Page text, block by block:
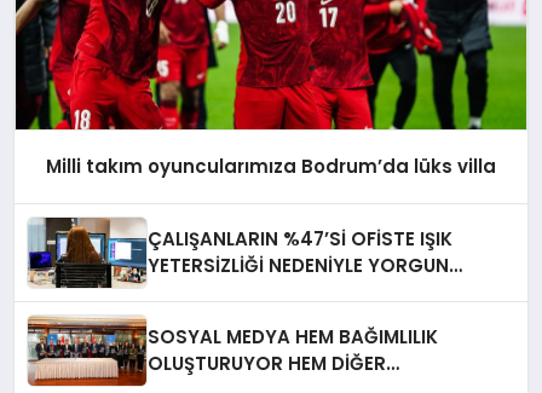
Milli takım oyuncularımıza Bodrum’da lüks villa
ÇALIŞANLARIN %47’Sİ OFİSTE IŞIK
YETERSİZLİĞİ NEDENİYLE YORGUN
SOSYAL MEDYA HEM BAĞIMLILIK
OLUŞTURUYOR HEM DİĞER